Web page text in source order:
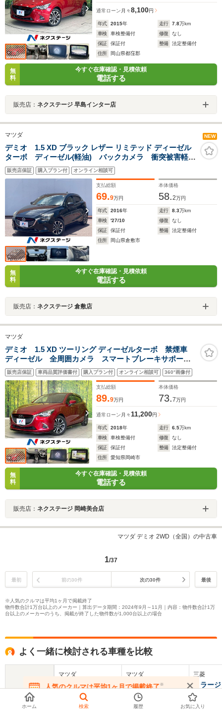
通常ローン 月々8,100円
年式 2015年 走行 7.8万km
車検
車検整備付 修復
なし
保証
保証付 整備
法定整備付
住所
岡山県都窪郡
無
料
今すぐ在庫確認・見積依頼
電話する
販売店： ネクステージ 早島インター店
マツダ NEW
デミオ 1.5 XD ブラック レザー リミテッド ディーゼル
ターボ ディーゼル(軽油) バックカメラ 衝突被害軽減
システム 禁煙車 ハーフレザーシート コーナーセン
サー スマートキー LEDヘッド ETC2.0 クルコン
純正16インチアルミ オートライト
販売店保証 購入プラン付 オンライン相談可
支払総額
69.9万円
本体価格
58.2万円
年式 2016年 走行 8.3万km
車検
'27/10 修復
なし
保証
保証付 整備
法定整備付
住所
岡山県倉敷市
無
料
今すぐ在庫確認・見積依頼
電話する
販売店： ネクステージ 倉敷店
マツダ
デミオ 1.5 XD ツーリング ディーゼルターボ 禁煙車
ディーゼル 全周囲カメラ スマートブレーキサポー
ト Bluetooth シートヒーター ETC パドルシフト
クルコン コーナーセンサー スマートキー LEDヘッ
ド 純正16インチアルミ
販売店保証 車両品質評価書付 購入プラン付 オンライン相談可 360°画像付
支払総額
89.9万円
本体価格
73.7万円
通常ローン 月々11,200円
年式 2018年 走行 6.5万km
車検
車検整備付 修復
なし
保証
保証付 整備
法定整備付
住所
愛知県岡崎市
無
料
今すぐ在庫確認・見積依頼
電話する
販売店： ネクステージ 岡崎美合店
マツダ デミオ 2WD（全国）の中古車
1/37
最初 前の30件 次の30件 最後
※人気のクルマは平均1ヶ月で掲載終了
物件数合計1万台以上のメーカー｜算出データ期間：2024年9月～11月｜内容：物件数合計1万
台以上のメーカーのうち、掲載が終了した物件数が1,000台以上の場合
よく一緒に検討される車種を比較
基本情報
マツダ
アクセラスポーツ
マツダ
MAZDA2
三菱
ミラー
人気のクルマは平均1ヶ月で掲載終了※
在庫が無くなる前にお問い合わせください
ホーム 検索 履歴 お気に入り